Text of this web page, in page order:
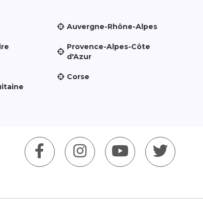
Auvergne-Rhône-Alpes
Provence-Alpes-Côte
d'Azur
Corse